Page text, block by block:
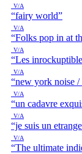
V/A
“fairy world”
V/A
“Folks pop in at
V/A
“Les
V/A
“new york noise
V/A
“un cadavre
V/A
“je suis un
V/A
“The ultimate